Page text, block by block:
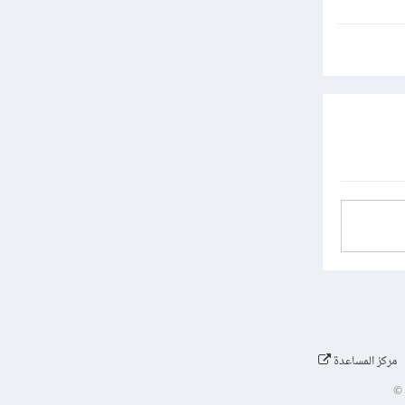
مركز المساعدة
©